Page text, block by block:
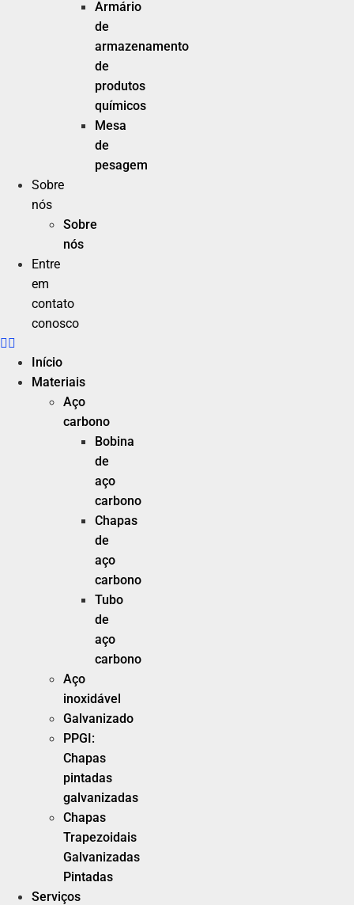
Armário
de
armazenamento
de
produtos
químicos
Mesa
de
pesagem
Sobre
nós
Sobre
nós
Entre
em
contato
conosco
Início
Materiais
Aço
carbono
Bobina
de
aço
carbono
Chapas
de
aço
carbono
Tubo
de
aço
carbono
Aço
inoxidável
Galvanizado
PPGI:
Chapas
pintadas
galvanizadas
Chapas
Trapezoidais
Galvanizadas
Pintadas
Serviços